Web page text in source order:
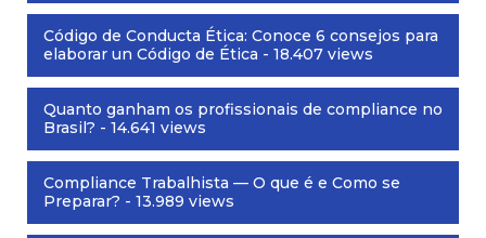
Código de Conducta Ética: Conoce 6 consejos para
elaborar un Código de Ética - 18.407 views
Quanto ganham os profissionais de compliance no
Brasil? - 14.641 views
Compliance Trabalhista — O que é e Como se
Preparar? - 13.989 views